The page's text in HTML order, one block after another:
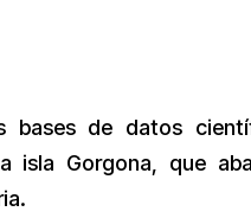
bases de datos
isla Gorgona, que